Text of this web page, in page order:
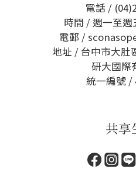
電話 /
時間 / 週一至週
電郵 /
地址 / 台中市大肚
研大國際
統一編號 /
共享